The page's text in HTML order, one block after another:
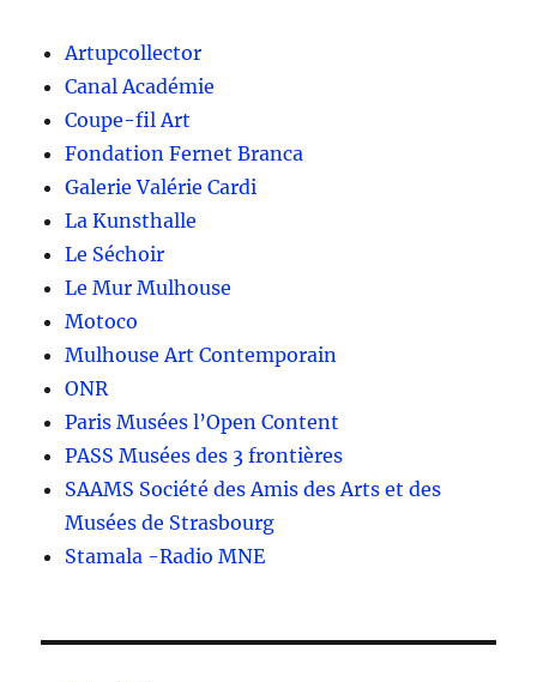
Artupcollector
Canal Académie
Coupe-fil Art
Fondation Fernet Branca
Galerie Valérie Cardi
La Kunsthalle
Le Séchoir
Le Mur Mulhouse
Motoco
Mulhouse Art Contemporain
ONR
Paris Musées l’Open Content
PASS Musées des 3 frontières
SAAMS Société des Amis des Arts et des
Musées de Strasbourg
Stamala -Radio MNE